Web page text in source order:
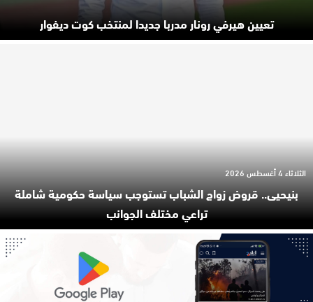
تعيين هيرفي رونار مدربا جديدا لمنتخب كوت ديفوار
بنيحيى.. قروض زواج الشباب تستوجب سياسة حكومية شاملة
تراعي مختلف الجوانب
الثلاثاء 4 أغسطس 2026